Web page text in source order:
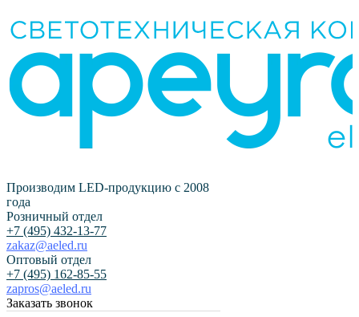
Производим LED-продукцию с 2008
года
Розничный отдел
+7 (495) 432-13-77
zakaz@aeled.ru
Оптовый отдел
+7 (495) 162-85-55
zapros@aeled.ru
Заказать звонок